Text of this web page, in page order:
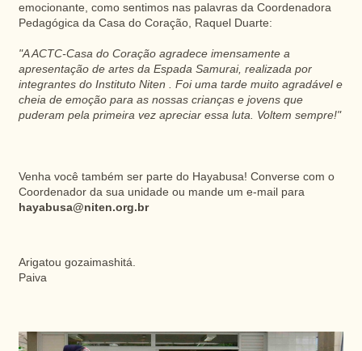
emocionante, como sentimos nas palavras da Coordenadora
Pedagógica da Casa do Coração, Raquel Duarte:
"A ACTC-Casa do Coração agradece imensamente a
apresentação de artes da Espada Samurai, realizada por
integrantes do Instituto Niten . Foi uma tarde muito agradável e
cheia de emoção para as nossas crianças e jovens que
puderam pela primeira vez apreciar essa luta. Voltem sempre!"
Venha você também ser parte do Hayabusa! Converse com o
Coordenador da sua unidade ou mande um e-mail para
hayabusa@niten.org.br
Arigatou gozaimashitá.
Paiva